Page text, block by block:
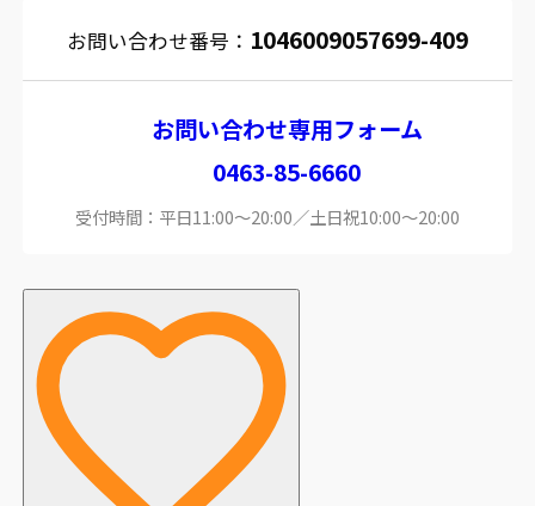
お問い合わせ番号： 1046009057699-409
お問い合わせ専用フォーム
0463-85-6660
受付時間：平日11:00～20:00／土日祝10:00～20:00